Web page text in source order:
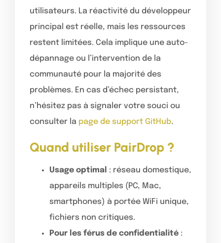
utilisateurs. La réactivité du développeur
principal est réelle, mais les ressources
restent limitées. Cela implique une auto-
dépannage ou l’intervention de la
communauté pour la majorité des
problèmes. En cas d’échec persistant,
n’hésitez pas à signaler votre souci ou
consulter la page de support GitHub.
Quand utiliser PairDrop ?
Usage optimal : réseau domestique,
appareils multiples (PC, Mac,
smartphones) à portée WiFi unique,
fichiers non critiques.
Pour les férus de confidentialité :